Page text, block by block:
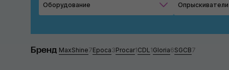
Оборудование
Бренд MaxShine7Epoca3Procar1CDL1Gloria6SGCB7